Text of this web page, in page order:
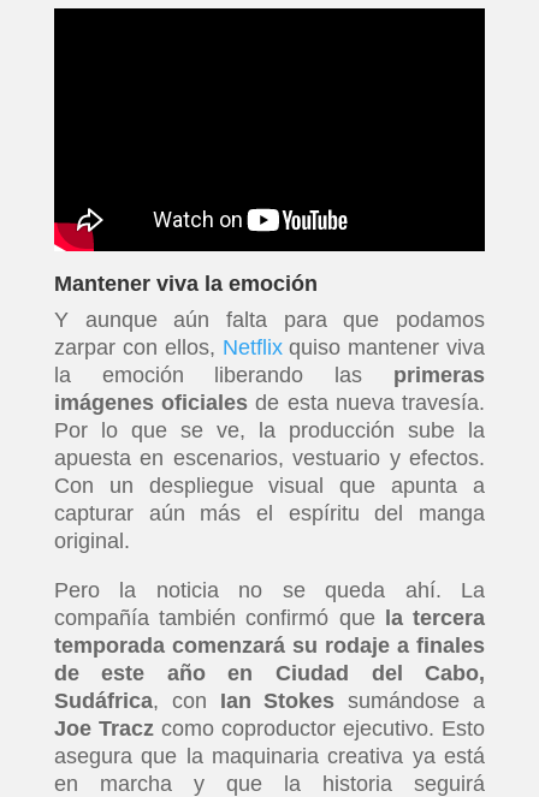
Mantener viva la emoción
Y aunque aún falta para que podamos
zarpar con ellos, Netflixquiso mantener viva
la emoción liberando las primeras
imágenes oficiales de esta nueva travesía.
Por lo que se ve, la producción sube la
apuesta en escenarios, vestuario y efectos.
Con un despliegue visual que apunta a
capturar aún más el espíritu del manga
original.
Pero la noticia no se queda ahí. La
compañía también confirmó que la tercera
temporada comenzará su rodaje a finales
de este año en Ciudad del Cabo,
Sudáfrica, con Ian Stokes sumándose a
Joe Traczcomo coproductor ejecutivo. Esto
asegura que la maquinaria creativa ya está
en marcha y que la historia seguirá